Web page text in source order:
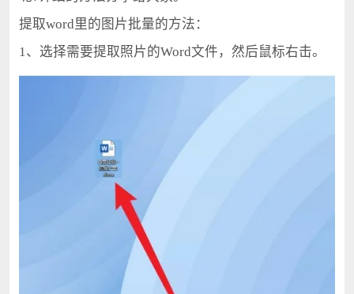
提取word里的图片批量的方法：
1、选择需要提取照片的Word文件，然后鼠标右击。